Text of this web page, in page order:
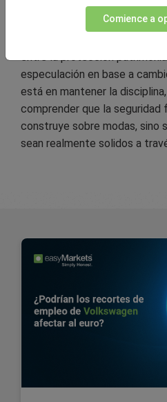
especulación en base a
está en mantener la
comprender que la seguridad
construye sobre modas, sino
sean realmente solidos a
Comience a